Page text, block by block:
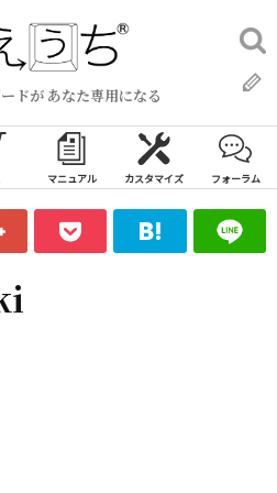
ドが あなた専用になる
検
索:
マニュアル カスタマイズ フォーラム